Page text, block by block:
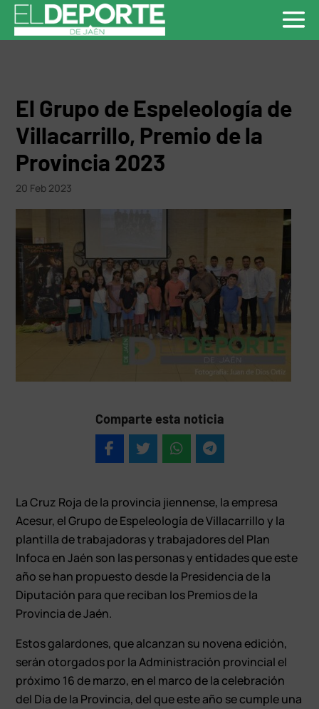
El Grupo de Espeleología de
Villacarrillo, Premio de la
Provincia 2023
20 Feb 2023
Comparte esta noticia
La Cruz Roja de la provincia jiennense, la empresa
Acesur, el Grupo de Espeleología de Villacarrillo y la
plantilla de trabajadoras y trabajadores del Plan
Infoca en Jaén son las personas y entidades que este
año se han propuesto desde la Presidencia de la
Diputación para que reciban los Premios de la
Provincia de Jaén.
Estos galardones, que alcanzan su novena edición,
serán otorgados por la Administración provincial el
próximo 16 de marzo, en el marco de la celebración
del Día de la Provincia, del que este año se cumple una